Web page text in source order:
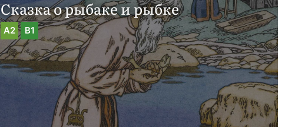
Сказка о рыбаке и рыбке
A2 B1